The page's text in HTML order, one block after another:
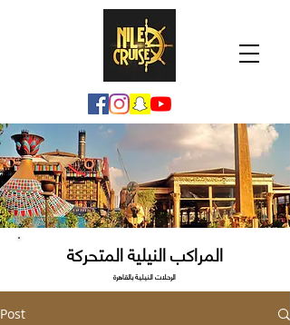
المراكب النيلية المتحركة
الرحلات النيلية بالقاهرة
Post